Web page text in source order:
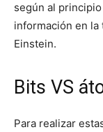
según al
información en
Einstein.
Bits VS
Para realizar